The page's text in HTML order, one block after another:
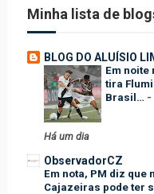
Minha lista de
BLOG DO ALUÍSIO
Em noite
tira
Brasil… -
Há um dia
ObservadorCZ
Em nota, PM diz que
Cajazeiras pode ter